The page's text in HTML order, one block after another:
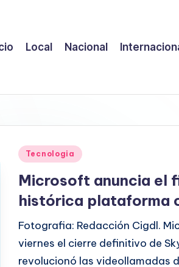
Local Nacional
Publicado
Tecnologia
Microsoft anuncia el
histórica plataforma
Fotografia: Redacción Cigdl.
viernes el cierre definitivo de
revolucionó las videollamadas